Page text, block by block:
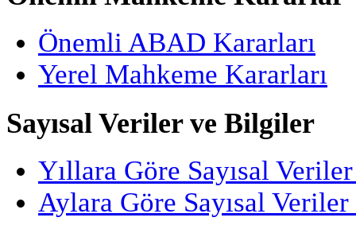
Önemli ABAD Kararları
Yerel Mahkeme Kararları
Sayısal Veriler ve Bilgiler
Yıllara Göre Sayısal
Aylara Göre Sayısal